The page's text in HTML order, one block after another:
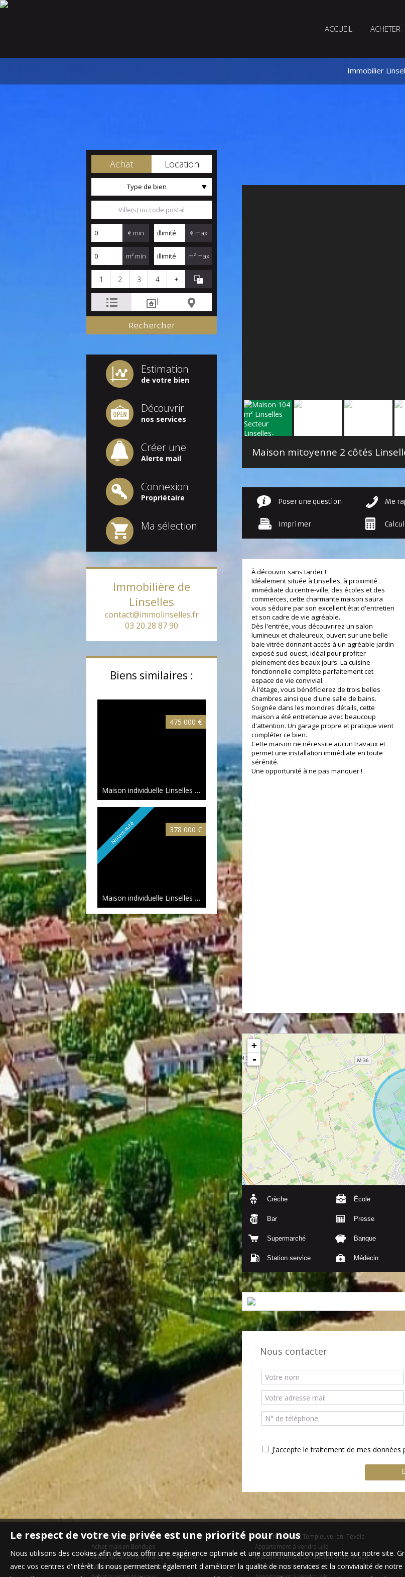
ACCUEIL ACHETER
Immobilier
Achat Location
Type de bien
€ min € max
m² min m² max
1 2 3 4 +
Estimation
de votre bien
Découvrir
nos services
Créer une
Alerte mail
Connexion
Propriétaire
Ma sélection
Immobilière de
Linselles
contact@immolinselles.fr
03 20 28 87 90
Biens similaires :
475 000 €
Maison individuelle Linselles
128.98 m²
Nouveauté 378 000 €
Maison individuelle Linselles
100 m²
389 000 €
Maison mitoyenne 1 côté Linselles 118.63 m²
Poser une question Me
Imprimer
À découvrir sans tarder !
Idéalement située à Linselles, à proximité
immédiate du centre-ville, des écoles et des
commerces, cette charmante maison saura
vous séduire par son excellent état d'entretien
et son cadre de vie agréable.
Dès l'entrée, vous découvrirez un salon
lumineux et chaleureux, ouvert sur une belle
baie vitrée donnant accès à un agréable jardin
exposé sud-ouest, idéal pour profiter
pleinement des beaux jours. La cuisine
fonctionnelle complète parfaitement cet
espace de vie convivial.
À l'étage, vous bénéficierez de trois belles
chambres ainsi que d'une salle de bains.
Soignée dans les moindres détails, cette
maison a été entretenue avec beaucoup
d'attention. Un garage propre et pratique vient
compléter ce bien.
Cette maison ne nécessite aucun travaux et
permet une installation immédiate en toute
sérénité.
Une opportunité à ne pas manquer !
+
-
Crèche École
Bar Presse
Supermarché Banque
Station service Médecin
Nous contacter
J'accepte le traitement de mes
Achat appartement Lille
Achat maison Bondues
Achat appartement Marcq-en-Baroeul
Achat appartement La Madeleine
Maison à vendre Templeuve-en-Pévèle
Appartement à vendre Lille
Maison à vendre Le Touquet-Paris-Plage
Maison à vendre Linselles
Le respect de votre vie privée est une priorité pour nous
Nous utilisons des cookies afin de vous offrir une expérience optimale et une communication pertinente sur notre site.
avec vos centres d'intérêt. Ils nous permettent également d'améliorer la qualité de nos services et la convivialité de